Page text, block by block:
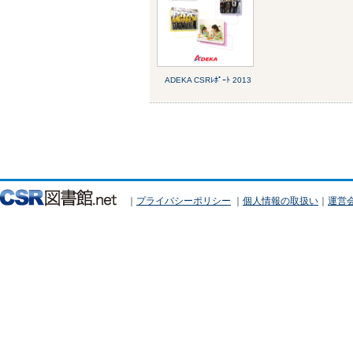
ADEKA CSRﾚﾎﾟｰﾄ 2013
｜ プライバシーポリシー ｜ 個人情報の取扱い ｜ 運営